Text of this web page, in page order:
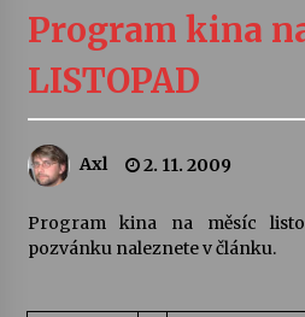
Sukuba Ensemble
4. 8. 2026
kapkou
Veselí muzikanti
30. 7. 2026
Program kina
LISTOPAD
Axl 2. 11. 2009
Program kina na měsíc
pozvánku naleznete v článku.